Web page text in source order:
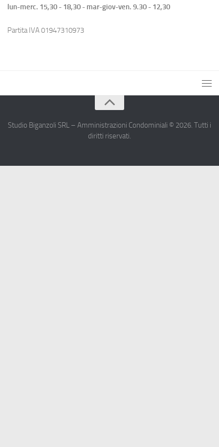
lun-merc. 15,30 - 18,30 - mar-giov-ven. 9.30 - 12,30
Partita IVA 01947310973
Studio Biganzoli SRL – Amministrazioni Condominiali © 2026. Tutti i
diritti riservati.